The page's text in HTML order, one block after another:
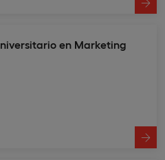
en Marketing